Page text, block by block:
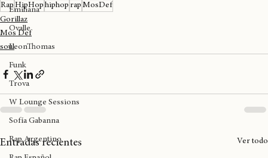
Inglaterra
Emiliana
Ovalle
LeonThomas
Funk
Trova
W Lounge Sessions
Sofía Gabanna
Rap Argentino
varios idiomas: árabe, inglés, hindi, español y yoruba.
RapHipHop
Gorillaz
Mos Def
soul